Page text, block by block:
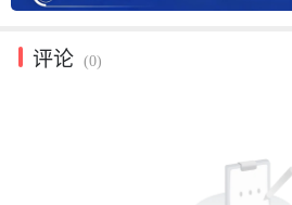
评论 (0)